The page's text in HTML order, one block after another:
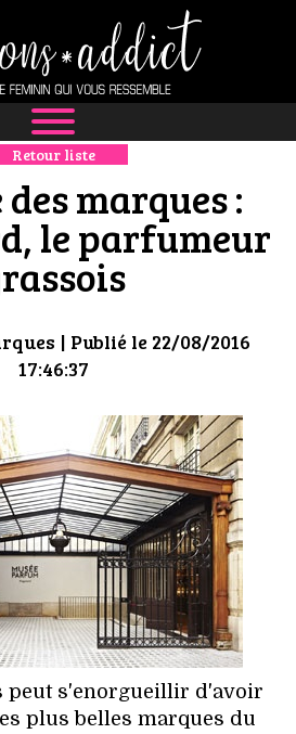
NEWS
MODE
LUXE
DÉFILÉS
BOUTIQUE
TECH
MAISON
AUTO
TENDANCES
BEAUTÉ
Retour liste
marques :
le parfumeur
| Publié le 22/08/2016
17:46:37
peut s'enorgueillir d'avoir
plus belles marques du